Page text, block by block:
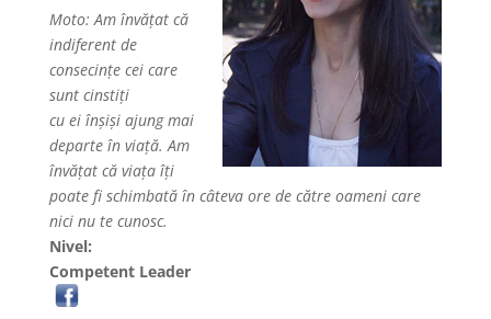
Moto: Am învățat că
indiferent de
consecințe cei care
sunt cinstiți
cu ei înșiși ajung mai
departe în viață. Am
învățat că viața îți
poate fi schimbată în câteva ore de către oameni care
nici nu te cunosc.
Nivel:
Competent Leader